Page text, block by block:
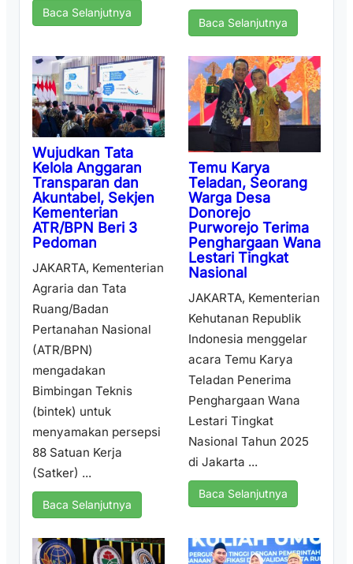
Baca Selanjutnya
Baca Selanjutnya
Wujudkan Tata
Kelola Anggaran
Transparan dan
Akuntabel, Sekjen
Kementerian
ATR/BPN Beri 3
Pedoman
JAKARTA, Kementerian
Agraria dan Tata
Ruang/Badan
Pertanahan Nasional
(ATR/BPN)
mengadakan
Bimbingan Teknis
(bintek) untuk
menyamakan persepsi
88 Satuan Kerja
(Satker) ...
Baca Selanjutnya
Temu Karya
Teladan, Seorang
Warga Desa
Donorejo
Purworejo Terima
Penghargaan Wana
Lestari Tingkat
Nasional
JAKARTA, Kementerian
Kehutanan Republik
Indonesia menggelar
acara Temu Karya
Teladan Penerima
Penghargaan Wana
Lestari Tingkat
Nasional Tahun 2025
di Jakarta ...
Baca Selanjutnya